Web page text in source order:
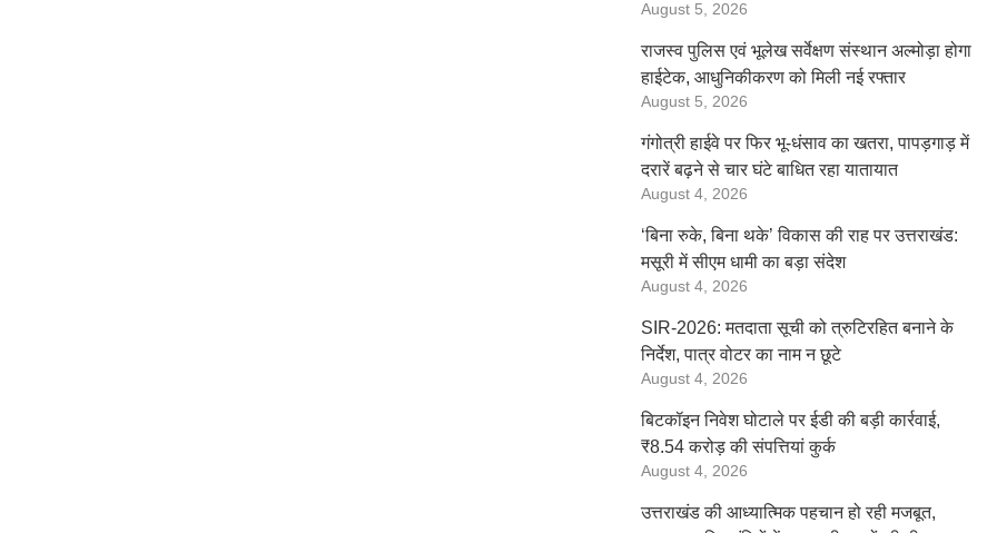
August 5, 2026
राजस्व पुलिस एवं भूलेख सर्वेक्षण संस्थान अल्मोड़ा होगा
हाईटेक, आधुनिकीकरण को मिली नई रफ्तार
August 5, 2026
गंगोत्री हाईवे पर फिर भू-धंसाव का खतरा, पापड़गाड़ में
दरारें बढ़ने से चार घंटे बाधित रहा यातायात
August 4, 2026
‘बिना रुके, बिना थके’ विकास की राह पर उत्तराखंड:
मसूरी में सीएम धामी का बड़ा संदेश
August 4, 2026
SIR-2026: मतदाता सूची को त्रुटिरहित बनाने के
निर्देश, पात्र वोटर का नाम न छूटे
August 4, 2026
बिटकॉइन निवेश घोटाले पर ईडी की बड़ी कार्रवाई,
₹8.54 करोड़ की संपत्तियां कुर्क
August 4, 2026
उत्तराखंड की आध्यात्मिक पहचान हो रही मजबूत,